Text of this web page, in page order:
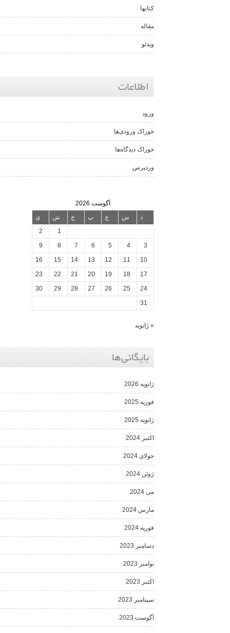
اطلاعات
خوراک ورودی‌ها
خوراک دیدگاه‌ها
وردپرس
س چ ج ش
ی
2
5
9
11
12
13
14
15
16
18
19
20
21
22
23
25
26
27
28
29
30
بایگانی‌ها
سپتامبر 2023